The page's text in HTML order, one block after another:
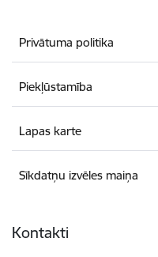
Privātuma politika
Piekļūstamība
Lapas karte
Sīkdatņu izvēles maiņa
Kontakti